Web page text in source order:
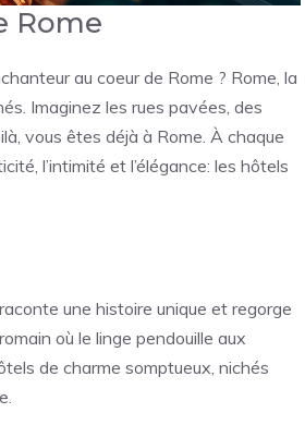
Rome
au coeur de Rome ? Rome, la
Imaginez les rues pavées, des
vous êtes déjà à Rome. À chaque
l’intimité et l’élégance: les hôtels
une histoire unique et regorge
où le linge pendouille aux
de charme somptueux, nichés